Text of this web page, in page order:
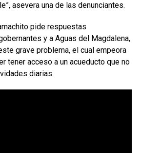
asevera una de las denunciantes.
pide respuestas
y a Aguas del Magdalena,
grave problema, el cual empeora
tener acceso a un acueducto que no
diarias.